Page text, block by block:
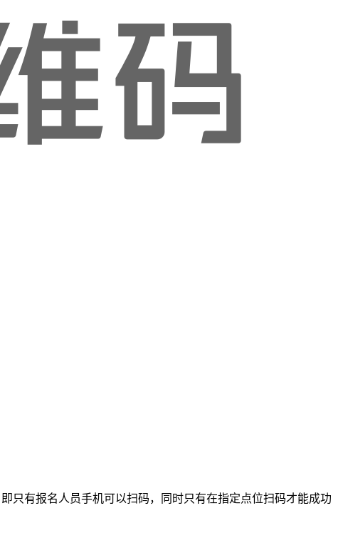
只有报名人员手机可以扫码，同时只有在指定点位扫码才能成功